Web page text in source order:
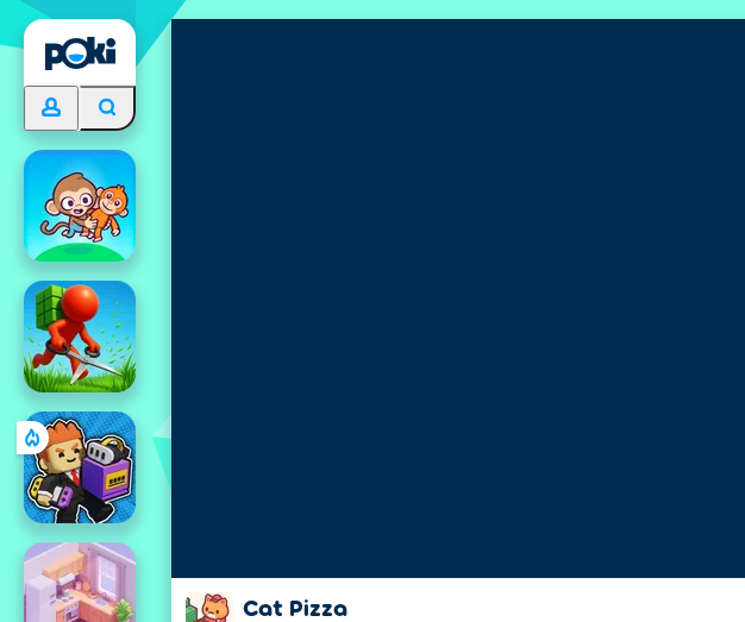
Cat Pizza